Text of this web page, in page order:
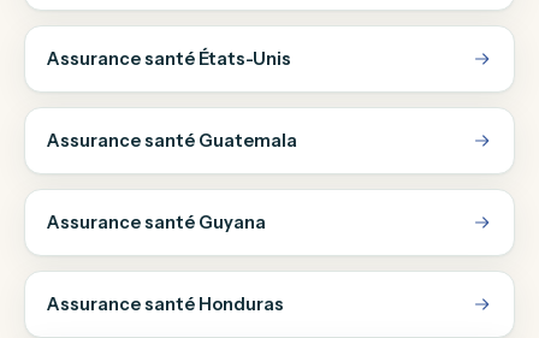
Assurance santé États-Unis
Assurance santé Guatemala
Assurance santé Guyana
Assurance santé Honduras